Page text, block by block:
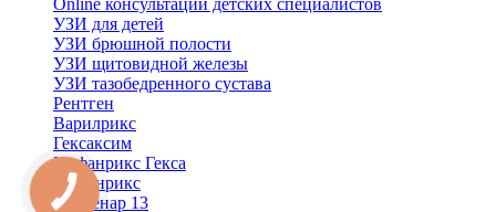
Online консультации детских специалистов
УЗИ для детей
УЗИ брюшной полости
УЗИ щитовидной железы
УЗИ тазобедренного сустава
Рентген
Варилрикс
Гексаксим
Инфанрикс Гекса
Инфанрикс
Превенар 13